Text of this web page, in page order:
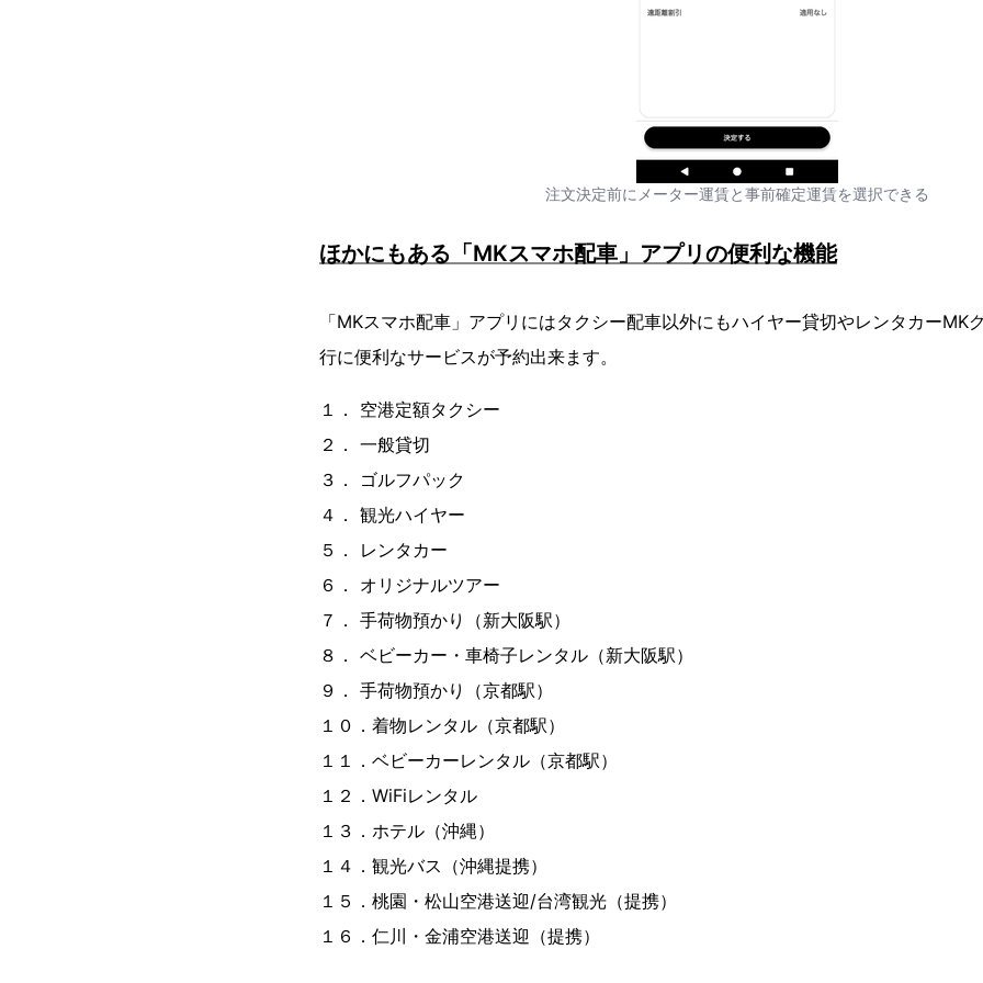
注文決定前にメーター運賃と事前確定運賃を選択できる
ほかにもある「MKスマホ配車」アプリの便利な機能
「MKスマホ配車」アプリにはタクシー配車以外にもハイヤー貸切やレンタカーMK
行に便利なサービスが予約出来ます。
１． 空港定額タクシー
２． 一般貸切
３． ゴルフパック
４． 観光ハイヤー
５． レンタカー
６． オリジナルツアー
７． 手荷物預かり（新大阪駅）
８． ベビーカー・車椅子レンタル（新大阪駅）
９． 手荷物預かり（京都駅）
１０．着物レンタル（京都駅）
１１．ベビーカーレンタル（京都駅）
１２．WiFiレンタル
１３．ホテル（沖縄）
１４．観光バス（沖縄提携）
１５．桃園・松山空港送迎/台湾観光（提携）
１６．仁川・金浦空港送迎（提携）